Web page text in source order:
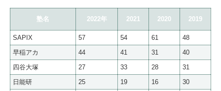
塾名 2022年 2021 2020 2019
SAPIX 57 54 61
48
早稲アカ
44 41 31
40
四谷大塚
27 33 28
31
日能研
25 19 16
30